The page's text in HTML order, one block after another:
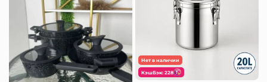
Нет в наличии
КэшБэк: 228